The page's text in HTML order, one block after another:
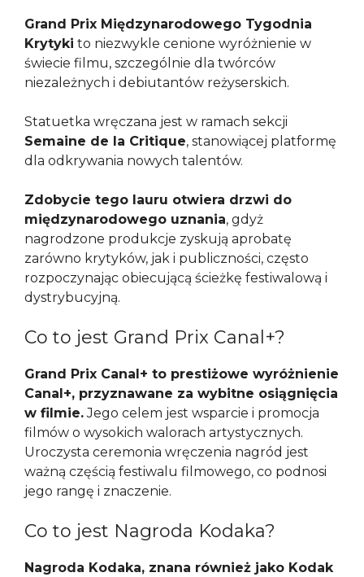
Grand Prix Międzynarodowego Tygodnia
Krytyki to niezwykle cenione wyróżnienie w
świecie filmu, szczególnie dla twórców
niezależnych i debiutantów reżyserskich.
Statuetka wręczana jest w ramach sekcji
Semaine de la Critique, stanowiącej platformę
dla odkrywania nowych talentów.
Zdobycie tego lauru otwiera drzwi do
międzynarodowego uznania, gdyż
nagrodzone produkcje zyskują aprobatę
zarówno krytyków, jak i publiczności, często
rozpoczynając obiecującą ścieżkę festiwalową i
dystrybucyjną.
Co to jest Grand Prix Canal+?
Grand Prix Canal+ to prestiżowe wyróżnienie
Canal+, przyznawane za wybitne osiągnięcia
w filmie.Jego celem jest wsparcie i promocja
filmów o wysokich walorach artystycznych.
Uroczysta ceremonia wręczenia nagród jest
ważną częścią festiwalu filmowego, co podnosi
jego rangę i znaczenie.
Co to jest Nagroda Kodaka?
Nagroda Kodaka, znana również jako Kodak